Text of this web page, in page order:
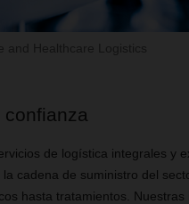
de logística integrales y
cadena de suministro del
hasta tratamientos. Nuestras